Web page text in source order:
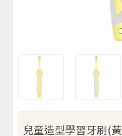
兒童造型學習牙刷(